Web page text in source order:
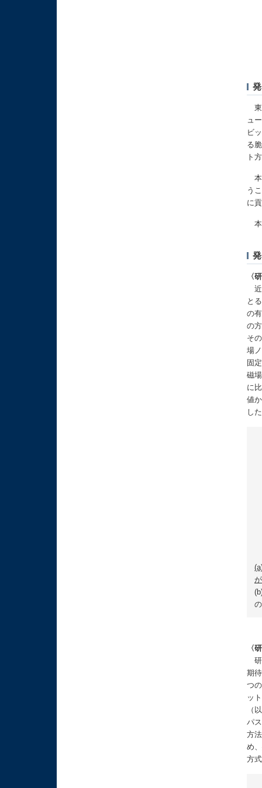
東
ュ
ビ
る
ト
本
う
に
本
〈
近
と
の
の
そ
場
固
磁
に
値
した
〈
研
期
つ
ッ
（
パ
方
め
方